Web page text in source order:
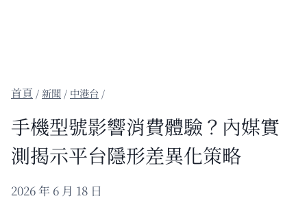
/新聞 / 中港台 /
手機型號影響消費體驗？內媒實
測揭示平台隱形差異化策略
2026 年 6 月 18 日